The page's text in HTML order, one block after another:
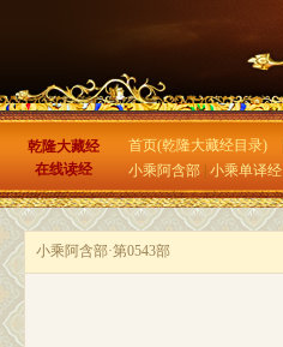
乾隆大藏经
在线读经
首页(乾隆大藏经目录)
小乘阿含部 小乘单译经
小乘阿含部·第0543部